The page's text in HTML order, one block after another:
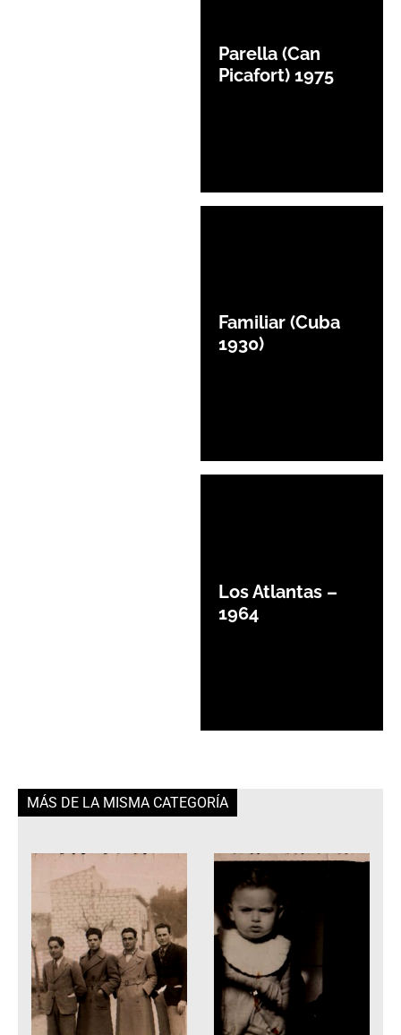
Parella (Can
Picafort) 1975
Familiar (Cuba
1930)
Los Atlantas –
1964
MÁS DE LA MISMA CATEGORÍA